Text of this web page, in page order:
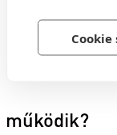
működik?